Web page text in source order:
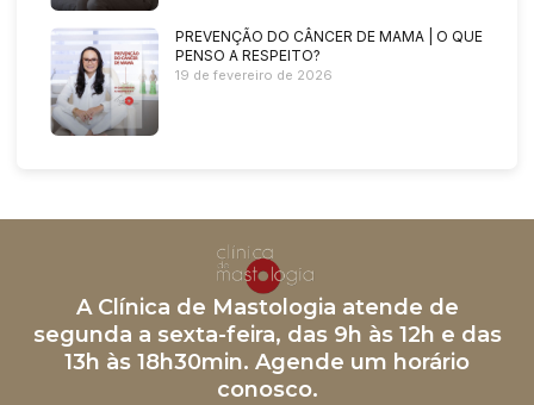
PREVENÇÃO DO CÂNCER DE MAMA | O QUE
PENSO A RESPEITO?
19 de fevereiro de 2026
A Clínica de Mastologia atende de
segunda a sexta-feira, das 9h às 12h e das
13h às 18h30min. Agende um horário
conosco.